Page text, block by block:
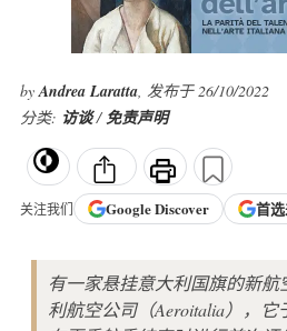
byAndrea Laratta, 发布于 26/10/2022
分类: 访谈/免责声明
关注我们 GoogleDiscover 首
有一家悬挂意大利国旗的新
利航空公司（Aeroitalia），